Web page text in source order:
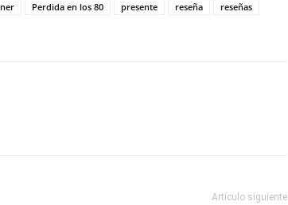
Perdida en los 80 presente reseña
reseñas
Artículo siguiente